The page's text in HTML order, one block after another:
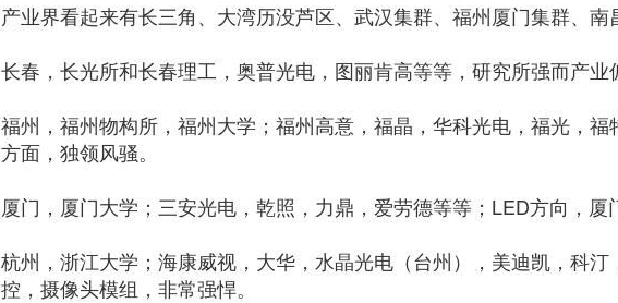
产业界看起来有长三角、大湾历没芦区、武汉集群、福州厦门集群、南
长春，长光所和长春理工，奥普光电，图丽肯高等等，研究所强而产业
福州，福州物构所，福州大学；福州高意，福晶，华科光电，福光，
方面，独领风骚。
厦门，厦门大学；三安光电，乾照，力鼎，爱劳德等等；LED方向，厦
杭州，浙江大学；海康威视，大华，水晶光电（台州），美迪凯，科汀
控，摄像头模组，非常强悍。